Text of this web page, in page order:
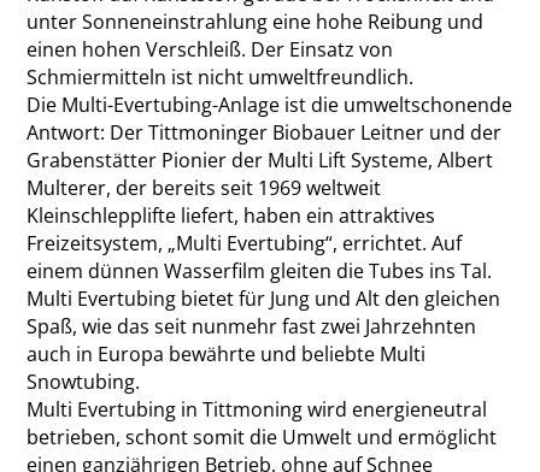
unter Sonneneinstrahlung eine hohe Reibung und
einen hohen Verschleiß. Der Einsatz von
Schmiermitteln ist nicht umweltfreundlich.
Die Multi-Evertubing-Anlage ist die umweltschonende
Antwort: Der Tittmoninger Biobauer Leitner und der
Grabenstätter Pionier der Multi Lift Systeme, Albert
Multerer, der bereits seit 1969 weltweit
Kleinschlepplifte liefert, haben ein attraktives
Freizeitsystem, „Multi Evertubing“, errichtet. Auf
einem dünnen Wasserfilm gleiten die ­Tubes ins Tal.
Multi Evertubing bietet für Jung und Alt den gleichen
Spaß, wie das seit nunmehr fast zwei Jahrzehnten
auch in ­Europa bewährte und beliebte Multi
Snowtubing.
Multi Evertubing in Tittmoning wird energieneutral
betrieben, schont somit die Umwelt und ermöglicht
einen ganzjährigen Betrieb, ohne auf Schnee